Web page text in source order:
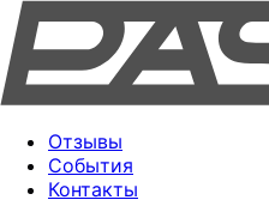
Отзывы
События
Контакты